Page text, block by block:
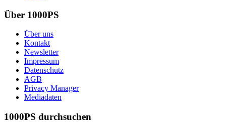
Über 1000PS
Über uns
Kontakt
Newsletter
Impressum
Datenschutz
AGB
Privacy Manager
Mediadaten
1000PS durchsuchen